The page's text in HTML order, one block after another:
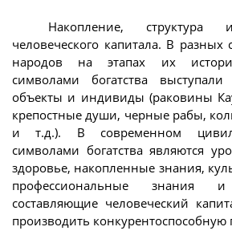
Накопление, структура
человеческого капитала. В разных
народов на этапах их
символами богатства
объекты и индивиды (раковины
крепостные души, черные рабы,
и т.д.). В современном
символами богатства являются
здоровье, накопленные знания,
профессиональные знания и
составляющие человеческий
производить